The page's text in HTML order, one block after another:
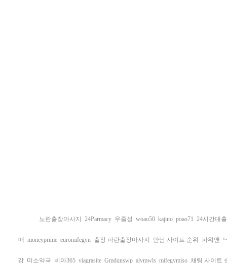
노란출장마사지 24Parmacy 우즐성 woao50 kajino poao71 24시간대출
매 moneyprime euromifegyn 출장 파란출장마사지 만남 사이트 순위 파워맨
강 미소약국 비아365 viagrasite Gmdqnswp alvmwls mifegymiso 채팅 사이트